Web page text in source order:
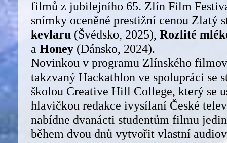
filmů z jubilejního 65. Zlín Film
snímky oceněné prestižní cenou Zlatý
kevlaru (Švédsko, 2025), Rozlité
a Honey (Dánsko, 2024).
Novinkou v programu Zlínského
takzvaný Hackathlon ve spolupráci se
školou Creative Hill College, který se
hlavičkou redakce ivysílaní České
nabídne dvanácti studentům filmu
během dvou dnů vytvořit vlastní